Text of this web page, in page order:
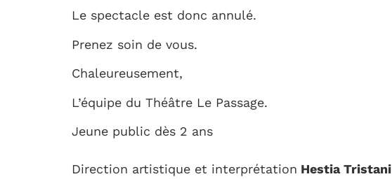
Le spectacle est donc annulé.
Prenez soin de vous.
Chaleureusement,
L’équipe du Théâtre Le Passage.
Jeune public dès 2 ans
Direction artistique et interprétation Hestia Tristani